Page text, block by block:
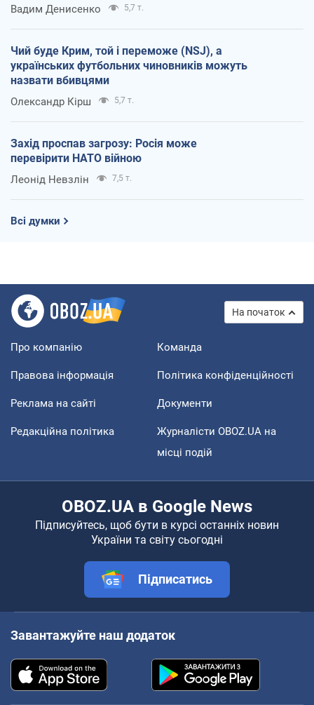
Вадим Денисенко 5,7 т.
Чий буде Крим, той і переможе (NSJ), а
українських футбольних чиновників можуть
назвати вбивцями
Олександр Кірш 5,7 т.
Захід проспав загрозу: Росія може
перевірити НАТО війною
Леонід Невзлін 7,5 т.
Всі думки
На початок
Про компанію Команда
Правова інформація Політика конфіденційності
Реклама на сайті Документи
Редакційна політика
Журналісти OBOZ.UA на
місці подій
OBOZ.UA в Google News
Підписуйтесь, щоб бути в курсі останніх новин
України та світу сьогодні
Підписатись
Завантажуйте наш додаток